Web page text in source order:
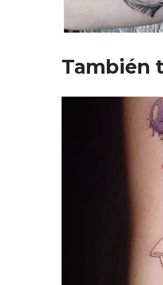
También